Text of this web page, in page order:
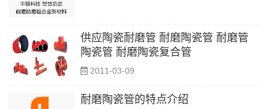
供应陶瓷耐磨管 耐磨陶瓷管 耐磨管
陶瓷管 耐磨陶瓷复合管
2011-03-09
耐磨陶瓷管的特点介绍